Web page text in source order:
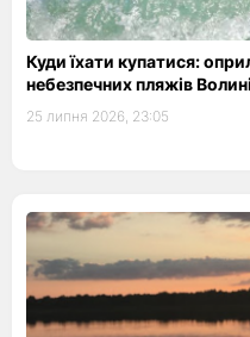
Куди їхати купатися:
небезпечних пляжів
25 липня 2026, 23:05